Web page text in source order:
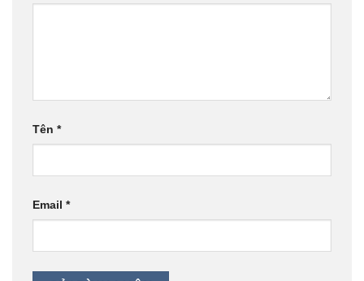
Tên *
Email *